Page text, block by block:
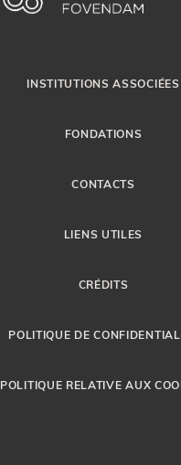
INSTITUTIONS ASSOCIÉES
FONDATIONS
CONTACTS
LIENS UTILES
CRÉDITS
POLITIQUE DE
POLITIQUE RELATIVE AUX